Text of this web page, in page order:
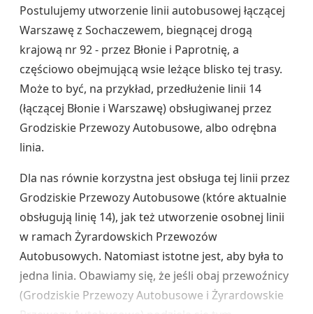
Postulujemy utworzenie linii autobusowej łączącej
Warszawę z Sochaczewem, biegnącej drogą
krajową nr 92 - przez Błonie i Paprotnię, a
częściowo obejmującą wsie leżące blisko tej trasy.
Może to być, na przykład, przedłużenie linii 14
(łączącej Błonie i Warszawę) obsługiwanej przez
Grodziskie Przewozy Autobusowe, albo odrębna
linia.
Dla nas równie korzystna jest obsługa tej linii przez
Grodziskie Przewozy Autobusowe (które aktualnie
obsługują linię 14), jak też utworzenie osobnej linii
w ramach Żyrardowskich Przewozów
Autobusowych. Natomiast istotne jest, aby była to
jedna linia. Obawiamy się, że jeśli obaj przewoźnicy
(Grodziskie Przewozy Autobusowe i Żyrardowskie